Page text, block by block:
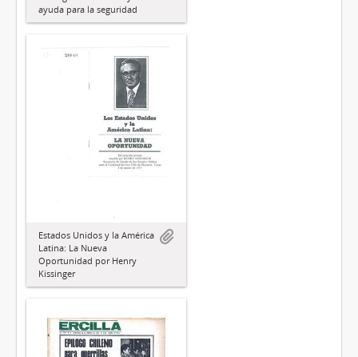
ayuda para la seguridad
Estados Unidos y la América
Latina: La Nueva
Oportunidad por Henry
Kissinger